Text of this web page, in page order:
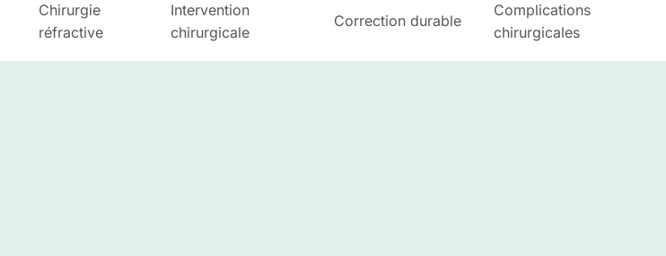
Chirurgie
réfractive
Intervention
chirurgicale
Correction durable
Complications
chirurgicales